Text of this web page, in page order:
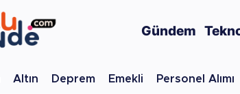
Gündem
Altın Deprem Emekli Personel Alımı